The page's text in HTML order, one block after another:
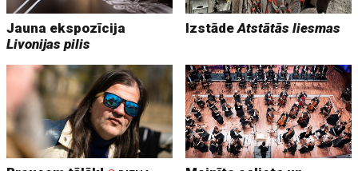
Jauna ekspozīcija
Livonijas pilis
IzstādeAtstātās liesmas